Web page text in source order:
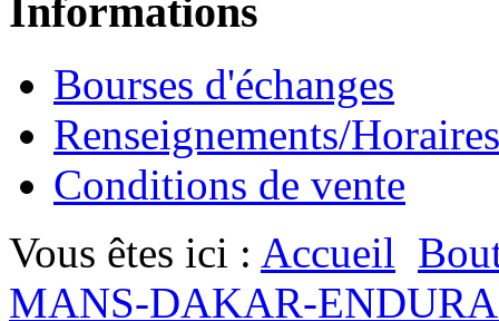
Informations
Bourses d'échanges
Renseignements/Horaires
Conditions de vente
Vous êtes ici : Accueil
MANS-DAKAR-